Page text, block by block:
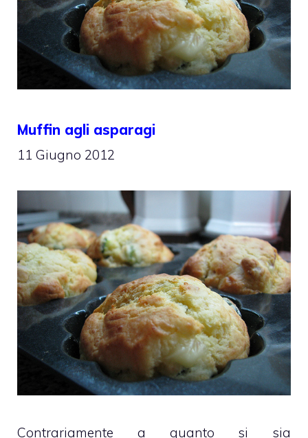
Muffin agli asparagi
11 Giugno 2012
Contrariamente a quanto si sia